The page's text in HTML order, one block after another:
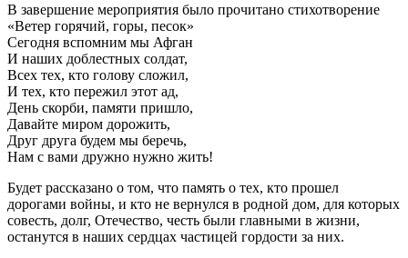
В завершение мероприятия было прочитано стихотворение
«Ветер горячий, горы, песок»
Сегодня вспомним мы Афган
И наших доблестных солдат,
Всех тех, кто голову сложил,
И тех, кто пережил этот ад,
День скорби, памяти пришло,
Давайте миром дорожить,
Друг друга будем мы беречь,
Нам с вами дружно нужно жить!
Будет рассказано о том, что память о тех, кто прошел
дорогами войны, и кто не вернулся в родной дом, для которых
совесть, долг, Отечество, честь были главными в жизни,
останутся в наших сердцах частицей гордости за них.